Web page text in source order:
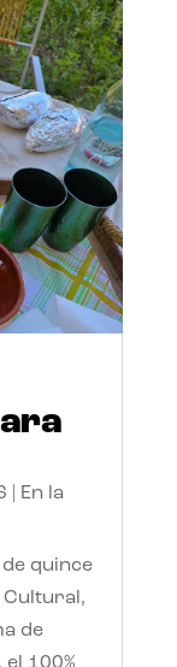
En la
quince
Cultural,
de